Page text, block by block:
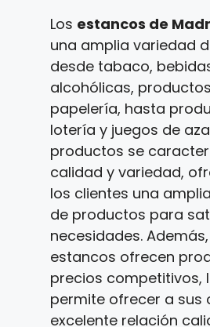
Los estancos de
una amplia variedad
desde tabaco,
alcohólicas,
papelería, hasta
lotería y juegos de
productos se
calidad y variedad,
los clientes una
de productos para
necesidades.
estancos ofrecen
precios competitivos,
permite ofrecer a sus
excelente relación